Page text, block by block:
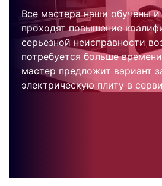
Все мастера наши обучены
проходят повышение
серьезной неисправности
потребуется больше
мастер предложит вариант
электрическую плиту в